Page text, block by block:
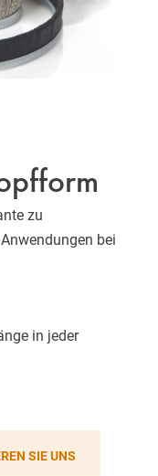
zu
bei
in jeder
SIE UNS